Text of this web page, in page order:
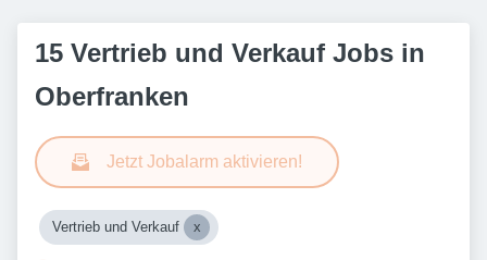
15 Vertrieb und Verkauf Jobs in
Oberfranken
Jetzt Jobalarm aktivieren!
Vertrieb und Verkauf